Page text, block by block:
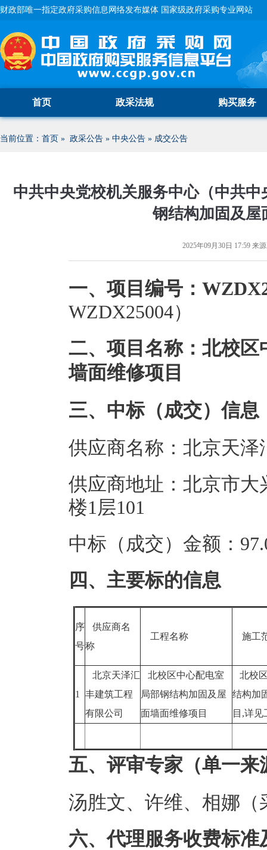
财政部唯一指定政府采购信息网络发布媒体 国家级政府采购专业网站
首页 政采法规 购买服务
当前位置： 首页 » 政采公告 » 中央公告 » 成交公告
中共中央党校机关服务中心（中共
钢结构加固及屋
2025年09月30日 17:59 来
一、项目编号：
WZDX25004）
二、项目名称：北校
墙面维修项目
三、中标（成交）信息
供应商名称：北京天
供应商地址：北京市大
楼1层101
中标（成交）金额：
四、主要标的信息
序
号
供应商名
称
工程名称 施工
1
北京天泽汇
丰建筑工程
有限公司
北校区中心配电室
局部钢结构加固及屋
面墙面维修项目
北校
结构加
目,详
五、评审专家（单一
汤胜文、许维、相娜（
六、代理服务收费标准